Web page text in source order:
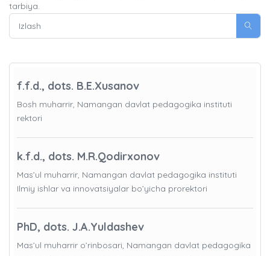
tarbiya.
f.f.d., dots. B.E.Xusanov
Bosh muharrir, Namangan davlat pedagogika instituti
rektori
k.f.d., dots. M.R.Qodirxonov
Mas’ul muharrir, Namangan davlat pedagogika instituti
Ilmiy ishlar va innovatsiyalar bo’yicha prorektori
PhD, dots. J.A.Yuldashev
Mas’ul muharrir o’rinbosari, Namangan davlat pedagogika